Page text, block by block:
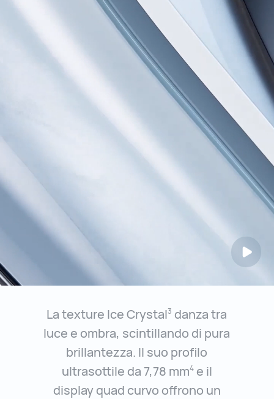
La texture Ice Crystal3 danza tra
luce e ombra, scintillando di pura
brillantezza. Il suo profilo
ultrasottile da 7,78 mm4e il
display quad curvo offrono un